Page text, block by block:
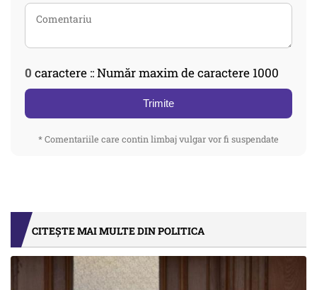
0 caractere :: Număr maxim de caractere 1000
Trimite
* Comentariile care contin limbaj vulgar vor fi suspendate
CITEȘTE MAI MULTE DIN POLITICA